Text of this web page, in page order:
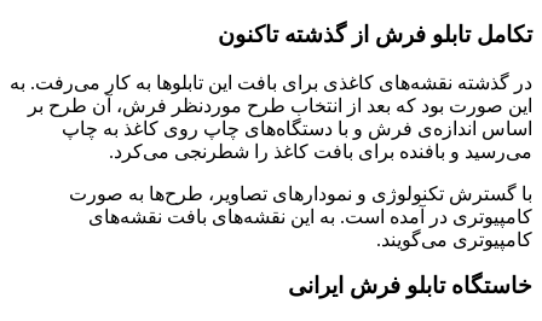
تکامل تابلو فرش از گذشته تاکنون
در گذشته نقشه‌های کاغذی برای بافت این تابلوها به کار می‌رفت. به
این صورت بود که بعد از انتخاب طرح موردنظر فرش، آن طرح بر
اساس اندازه‌ی فرش و با دستگاه‌های چاپ روی کاغذ به چاپ
می‌رسید و بافنده برای بافت کاغذ را شطرنجی می‌کرد.
با گسترش تکنولوژی و نمودارهای تصاویر، طرح‌ها به صورت
کامپیوتری در آمده است. به این نقشه‌های بافت نقشه‌های
کامپیوتری می‌گویند.
خاستگاه تابلو فرش ایرانی